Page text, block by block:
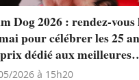
Dog 2026 : rendez-vous
pour célébrer les 25
dédié aux meilleures
canines du
2026 à 15h20